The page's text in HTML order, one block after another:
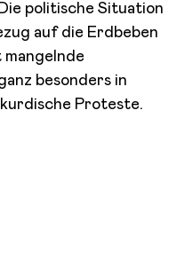
politische Situation
auf die Erdbeben
besonders in
Proteste.